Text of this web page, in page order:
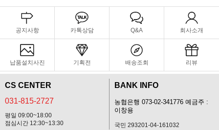
공지사항 카톡상담 Q&A 회사소개
납품설치사진 기획전 배송조회 리뷰
CS CENTER
031-815-2727
평일 09:00~18:00
점심시간 12:30~13:30
BANK INFO
농협은행 073-02-341776 예금주 :
이창용
국민 293201-04-161032